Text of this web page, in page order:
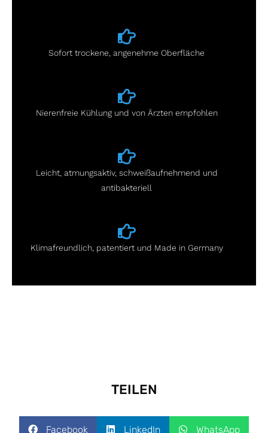
Sofort trockene, angenehme Oberfläche
Nierenfreie Kühlung und von Ärzten empfohlen
Leicht, atmungsaktiv, schweißaufnehmend und
antibakteriell
Klimafreundlich, patentiert und Made in Germany
TEILEN
Facebook LinkedIn WhatsApp